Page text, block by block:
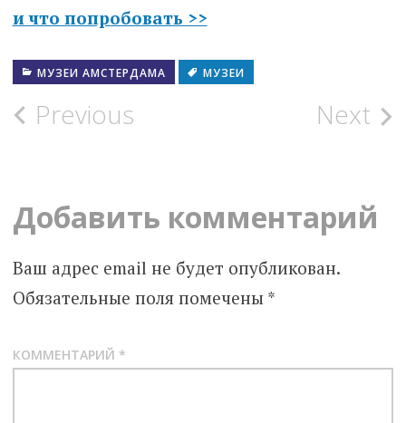
и что попробовать >>
МУЗЕИ АМСТЕРДАМА МУЗЕИ
Post
Previous Next
Добавить комментарий
Ваш адрес email не будет опубликован.
Обязательные поля помечены *
КОММЕНТАРИЙ *